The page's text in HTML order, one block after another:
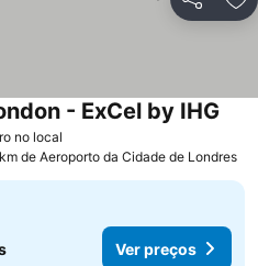
Partilhar
no local
- ExCel by IHG
de Aeroporto da Cidade de Londres
Ver preços